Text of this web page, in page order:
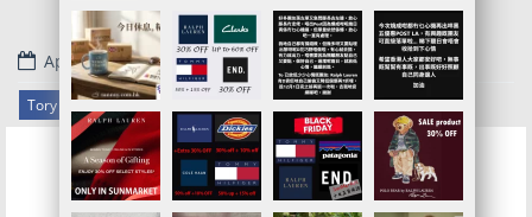
April 16, 2019
Tory Burch官網代購/代運/集運服務指南 | Seasonal Sale 開催中 .